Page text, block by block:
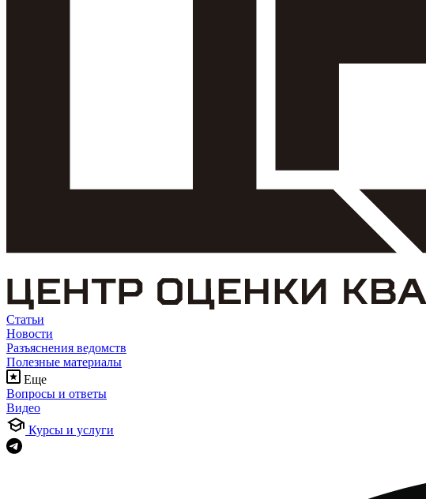
Статьи
Новости
Разъяснения ведомств
Полезные материалы
Еще
Вопросы и ответы
Видео
Курсы и услуги